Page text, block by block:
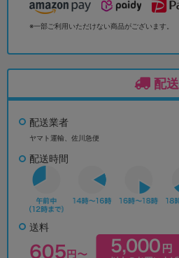
※一部ご利用いただけない商品がございます。
配送
配送業者
ヤマト運輸、佐川急便
配送時間
送料